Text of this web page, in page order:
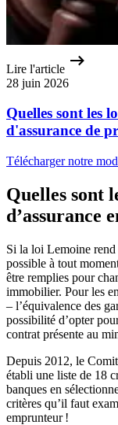
Lire l'article
28 juin 2026
Quelles sont les
d'assurance de
Télécharger notre
Quelles sont
d’assurance
Si la loi Lemoine rend
possible à tout
être remplies pour
immobilier. Pour les
– l’équivalence des
possibilité d’opter
contrat présente au
Depuis 2012, le
établi une liste de 18
banques en
critères qu’il faut
emprunteur !